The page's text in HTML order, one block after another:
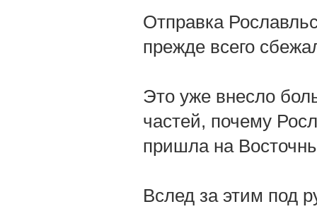
Отправка
прежде всего
Это уже внесло
частей, почему
пришла на
Вслед за этим под